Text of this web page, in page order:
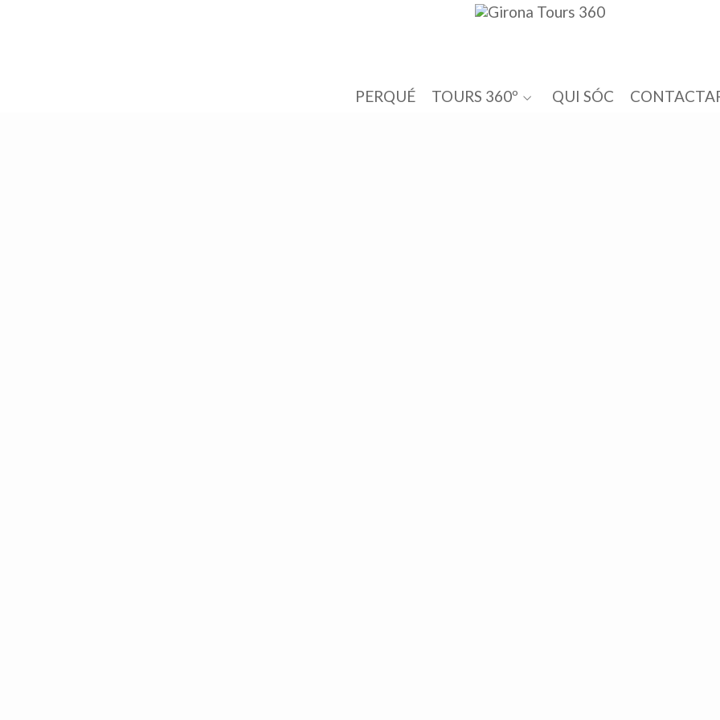
PERQUÉ TOURS 360º QUI SÓC